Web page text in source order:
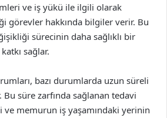
ve iş yükü ile ilgili olarak
görevler hakkında bilgiler verir. Bu
sürecinin daha sağlıklı bir
sağlar.
bazı durumlarda uzun süreli
süre zarfında sağlanan tedavi
memurun iş yaşamındaki yerinin